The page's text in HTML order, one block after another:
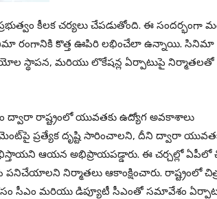
కీలక చర్యలు చేపడుతోంది. ఈ సందర్భంగా
సినిమా రంగానికి కొత్త ఊపిరి లభించేలా ఉన్నాయి. సినిమా
స్థాపన, మరియు లొకేషన్ల ఏర్పాటుపై నిర్మాతలతో
ద్వారా రాష్ట్రంలో యువతకు ఉద్యోగ అవకాశాలు
ప్రత్యేక దృష్టి సారించాలని, దీని ద్వారా
ఆయన అభిప్రాయపడ్డారు. ఈ చర్చల్లో ఏపీలో
నిర్మాతలు ఆకాంక్షించారు. రాష్ట్రంలో
సీఎం మరియు డిప్యూటీ సీఎంతో సమావేశం